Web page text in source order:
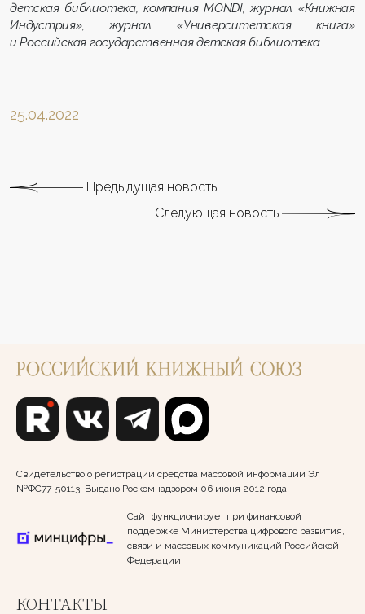
детская библиотека, компанияМONDI, журнал «Книжная
Индустрия», журнал «Университетская книга»
и Российская государственная детская библиотека.
25.04.2022
Предыдущая новость
Следующая новость
Свидетельство о регистрации средства массовой информации Эл
№ФС77-50113. Выдано Роскомнадзором 06 июня 2012 года.
Сайт функционирует при финансовой
поддержке Министерства цифрового развития,
связи и массовых коммуникаций Российской
Федерации.
КОНТАКТЫ